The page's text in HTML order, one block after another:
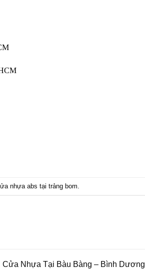
nhựa abs tại trảng bom
Cửa Nhựa Tại Bàu Bàng – Bình Dương